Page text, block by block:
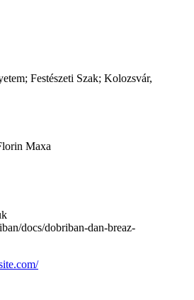
Festészeti Szak; Kolozsvár,
Maxa
docs/dobriban-dan-breaz-